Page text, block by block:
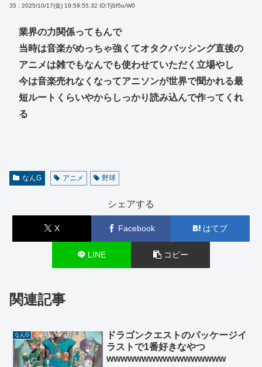
35 : 2025/10/17(金) 19:59:55.32 ID:TjSf5o/W0
業界の力関係ってもんで
当時は音楽がめっちゃ強くてオタクバッシング直後の
アニメは雑でもなんでも使わせていただく立場やし
今は音楽売れなくなってアニソンが世界で聞かれる最
短ルートくらいやからしっかり読み込んで作ってくれ
る
なんG アニメ 野球
シェアする
X Facebook はてブ
LINE コピー
関連記事
なんG
ドラゴンクエストのパッケージイ
ラストで1番好きなやつ
wwwwwwwwwwwwwwwww